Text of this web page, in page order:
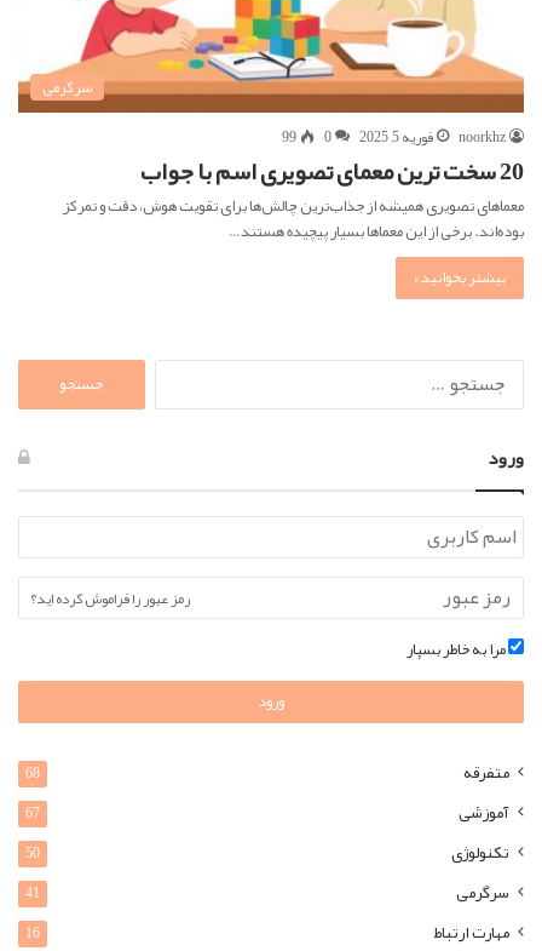
سرگرمی
noorkhz
فوریه 5, 2025 0
99
20 سخت ترین معمای تصویری اسم با جواب
معماهای تصویری همیشه از جذاب‌ترین چالش‌ها برای تقویت هوش، دقت و تمرکز
بوده‌اند. برخی از این معماها بسیار پیچیده هستند…
بیشتر بخوانید »
جستجو
ورود
رمز عبور را فراموش کرده اید؟
مرا به خاطر بسپار
ورود
متفرقه 68
آموزشی 67
تکنولوژی 50
سرگرمی 41
مهارت ارتباط 16